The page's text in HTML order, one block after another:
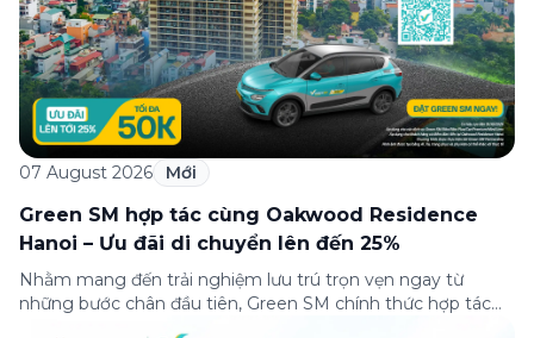
07 August 2026 Mới
Green SM hợp tác cùng Oakwood Residence
Hanoi – Ưu đãi di chuyển lên đến 25%
Nhằm mang đến trải nghiệm lưu trú trọn vẹn ngay từ
những bước chân đầu tiên, Green SM chính thức hợp tác